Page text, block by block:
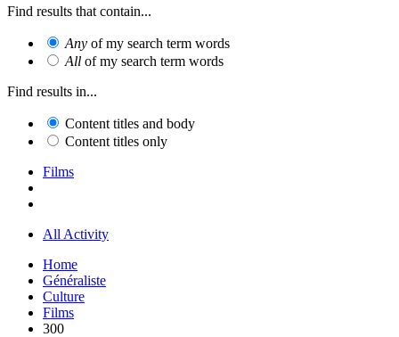
Find results that contain...
Any of my search term words
All of my search term words
Find results in...
Content titles and body
Content titles only
Films
All Activity
Home
Généraliste
Culture
Films
300